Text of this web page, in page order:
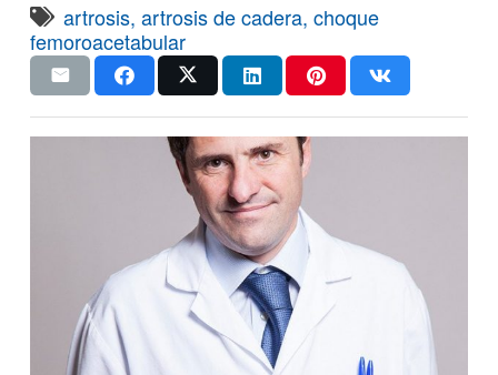
artrosis,artrosis de cadera,choque
femoroacetabular